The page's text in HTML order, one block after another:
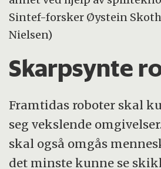
Sintef-forsker Øystein
Nielsen)
Skarpsynte
Framtidas roboter skal
seg vekslende
skal også omgås
det minste kunne se